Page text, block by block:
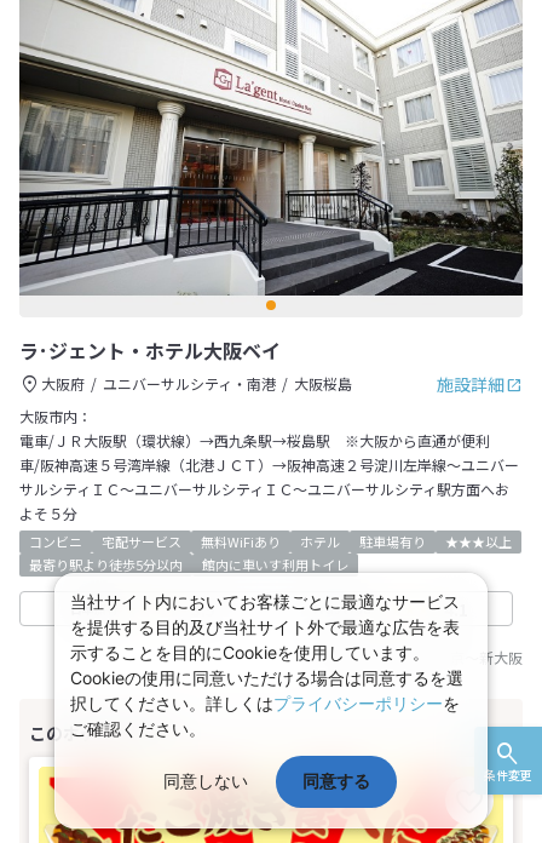
条件変更
ラ･ジェント・ホテル大阪ベイ
施設詳細
大阪府 ユニバーサルシティ・南港
大阪桜島
大阪市内：
電車/ＪＲ大阪駅（環状線）→西九条駅→桜島駅 ※大阪から直通が便利
車/阪神高速５号湾岸線（北港ＪＣＴ）→阪神高速２号淀川左岸線～ユニバー
サルシティＩＣ～ユニバーサルシティＩＣ～ユニバーサルシティ駅方面へお
よそ５分
コンビニ 宅配サービス 無料WiFiあり ホテル 駐車場有り
★★★以上
最寄り駅より徒歩5分以内
館内に車いす利用トイレ
日本旅行 3.5 TrustYou 4.1
基準JR乗車区間： 新大阪
当社サイト内においてお客様ごとに最適なサービス
を提供する目的及び当社サイト外で最適な広告を表
示することを目的にCookieを使用しています。
Cookieの使用に同意いただける場合は同意するを選
択してください。詳しくはプライバシーポリシーを
ご確認ください。
同意しない 同意する